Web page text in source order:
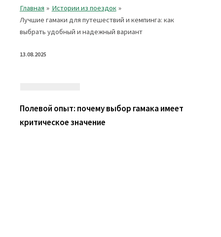
Главная
Истории из поездок
Лучшие гамаки для путешествий и кемпинга: как
выбрать удобный и надежный вариант
13.08.2025
Полевой опыт: почему выбор гамака имеет
критическое значение